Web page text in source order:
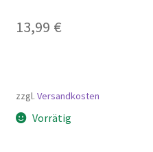
13,99 €
zzgl. Versandkosten
Vorrätig